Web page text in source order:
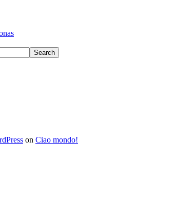
on Ciao mondo!